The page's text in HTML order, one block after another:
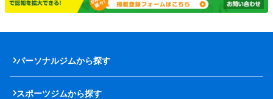
パーソナルジムから探す
スポーツジムから探す